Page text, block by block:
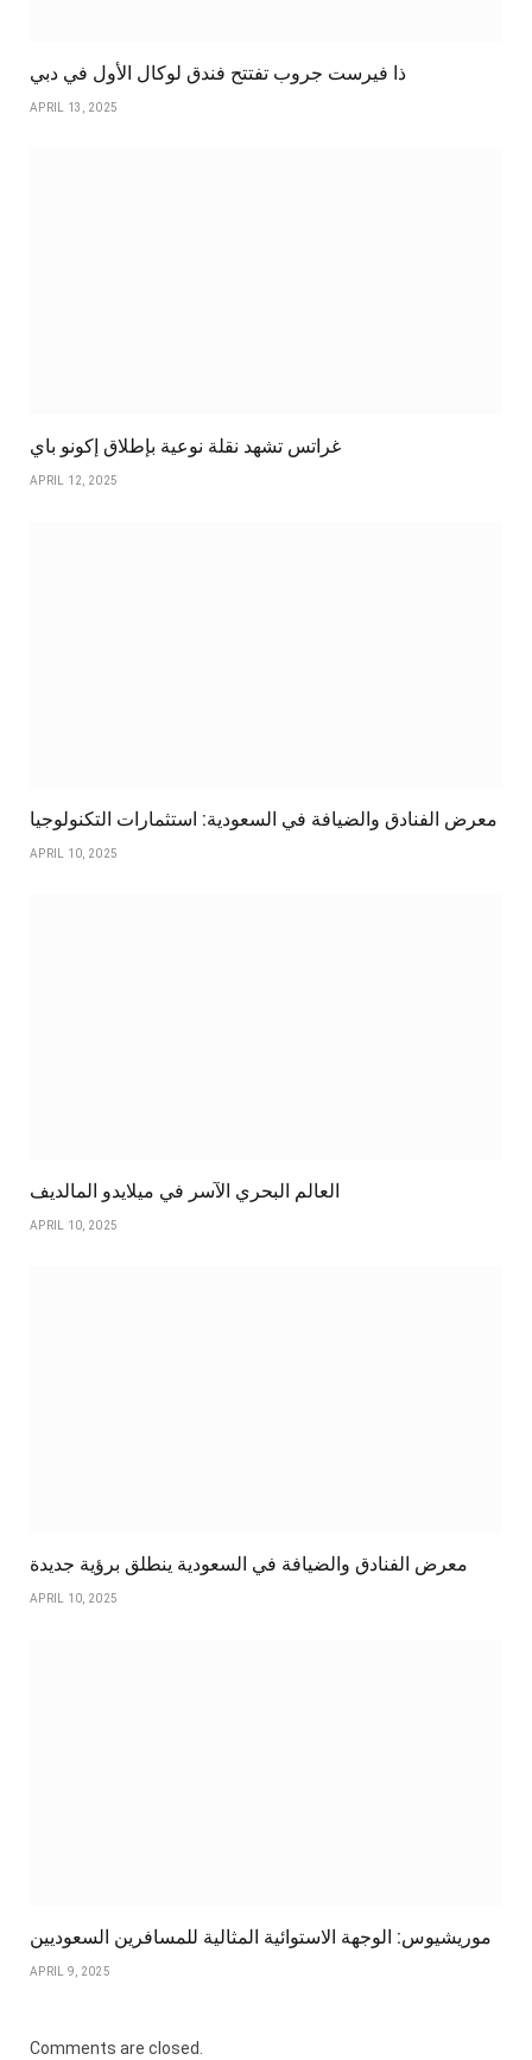
ذا فيرست جروب تفتتح فندق لوكال الأول في دبي
APRIL 13, 2025
غراتس تشهد نقلة نوعية بإطلاق إكونو باي
APRIL 12, 2025
معرض الفنادق والضيافة في السعودية: استثمارات التكنولوجيا
APRIL 10, 2025
العالم البحري الآسر في ميلايدو المالديف
APRIL 10, 2025
معرض الفنادق والضيافة في السعودية ينطلق برؤية جديدة
APRIL 10, 2025
موريشيوس: الوجهة الاستوائية المثالية للمسافرين السعوديين
APRIL 9, 2025
Comments are closed.